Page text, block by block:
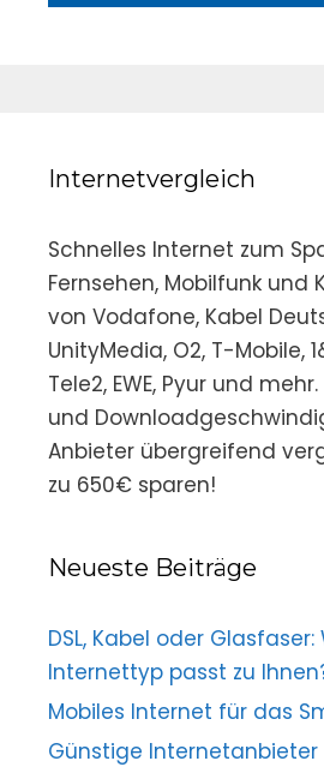
Internetvergleich
Schnelles Internet zum
Fernsehen, Mobilfunk und
von Vodafone, Kabel
UnityMedia, O2, T-Mobile,
Tele2, EWE, Pyur und
und
Anbieter übergreifend
zu 650€ sparen!
Neueste Beiträge
DSL, Kabel oder
Internettyp passt zu
Mobiles Internet für das
Günstige